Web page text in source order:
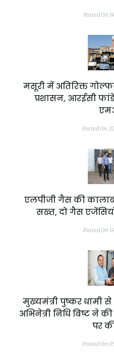
Posted On
मसूरी में अतिरिक्त
प्रशासन, आरईसी
Posted On
एलपीजी गैस की
सख्त, दो गैस
Posted On
मुख्यमंत्री पुष्कर धामी
अभिनेत्री निधि बिष्ट ने
पर
Posted On